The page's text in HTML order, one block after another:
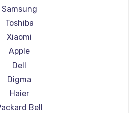
ноутбуков LG
Panasonic
ноутбуков Irbis
Thunderobot
Hasee
ноутбуков ZTE
ноутбуков Hiper
ноутбуков Evga
Samsung
Toshiba
Xiaomi
Apple
Dell
Digma
Haier
Bell